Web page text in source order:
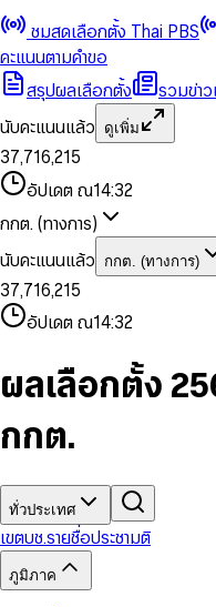
ชมสดเลือกตั้ง Thai PBS
คะแนนตามคำขอ
สรุปผลเลือกตั้ง
รวมข่า
นับคะแนนแล้ว
ดูเพิ่ม
0
1
2
3
4
5
6
8
9
0
1
2
3
4
5
6
7
8
9
,
0
1
2
4
6
7
8
9
0
1
2
3
4
5
6
7
8
9
0
1
3
5
6
7
8
9
,
1
2
4
5
7
8
9
0
1
3
4
6
7
8
9
0
2
3
4
5
7
8
อัปเดต ณ14:32
กกต. (ทางการ)
นับคะแนนแล้ว
กกต. (ทางการ)
0
1
2
3
4
5
7
8
0
1
2
4
5
6
7
8
9
,
0
1
2
4
6
7
8
9
0
1
2
3
5
6
8
9
0
1
3
5
6
7
8
,
1
2
4
6
7
9
0
1
3
5
6
8
9
0
2
3
4
5
7
9
อัปเดต ณ14:32
ผลเลือกตั้ง
กกต.
ทั่วประเทศ
เขตบช.รายชื่อประชามติ
ภูมิภาค